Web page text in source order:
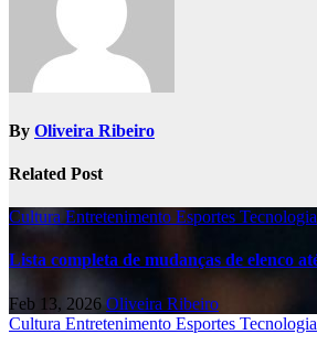
By Oliveira Ribeiro
Related Post
Cultura Entretenimento Esportes Tecnologia
Lista completa de mudanças de elenco
Feb 13, 2026 Oliveira Ribeiro
Cultura Entretenimento Esportes Tecnologia